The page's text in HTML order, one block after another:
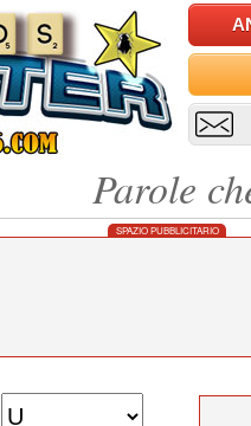
Parole
SPAZIO PUBBLICITARIO